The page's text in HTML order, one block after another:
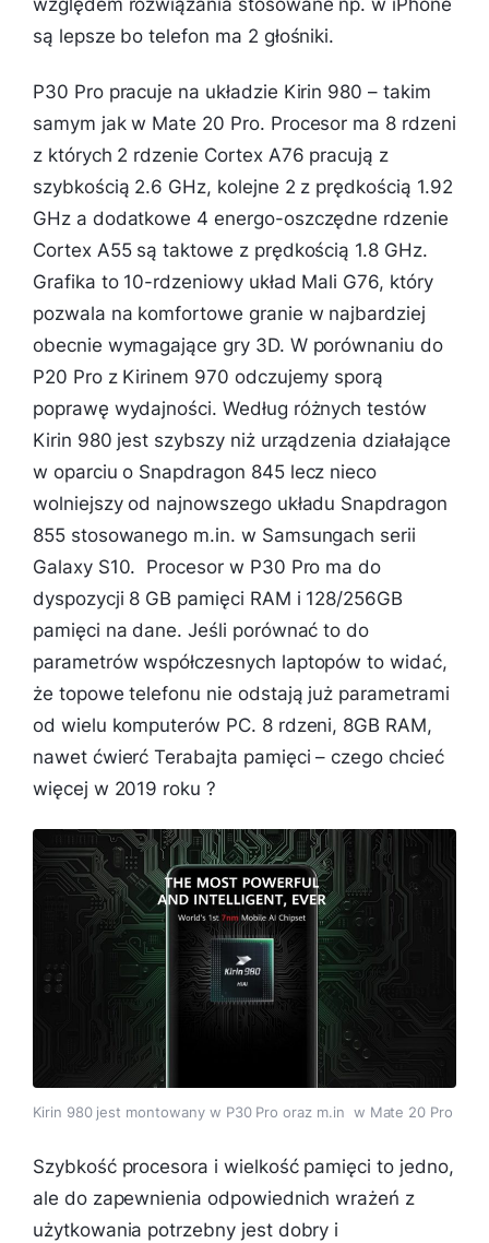
względem rozwiązania stosowane np. w iPhone
są lepsze bo telefon ma 2 głośniki.
P30 Pro pracuje na układzie Kirin 980 – takim
samym jak w Mate 20 Pro. Procesor ma 8 rdzeni
z których 2 rdzenie Cortex A76 pracują z
szybkością 2.6 GHz, kolejne 2 z prędkością 1.92
GHz a dodatkowe 4 energo-oszczędne rdzenie
Cortex A55 są taktowe z prędkością 1.8 GHz.
Grafika to 10-rdzeniowy układ Mali G76, który
pozwala na komfortowe granie w najbardziej
obecnie wymagające gry 3D. W porównaniu do
P20 Pro z Kirinem 970 odczujemy sporą
poprawę wydajności. Według różnych testów
Kirin 980 jest szybszy niż urządzenia działające
w oparciu o Snapdragon 845 lecz nieco
wolniejszy od najnowszego układu Snapdragon
855 stosowanego m.in. w Samsungach serii
Galaxy S10. Procesor w P30 Pro ma do
dyspozycji 8 GB pamięci RAM i 128/256GB
pamięci na dane. Jeśli porównać to do
parametrów współczesnych laptopów to widać,
że topowe telefonu nie odstają już parametrami
od wielu komputerów PC. 8 rdzeni, 8GB RAM,
nawet ćwierć Terabajta pamięci – czego chcieć
więcej w 2019 roku ?
Kirin 980 jest montowany w P30 Pro oraz m.in w Mate 20 Pro
Szybkość procesora i wielkość pamięci to jedno,
ale do zapewnienia odpowiednich wrażeń z
użytkowania potrzebny jest dobry i